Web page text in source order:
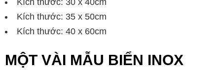
Kích thước: 35 x 50cm
Kích thước: 40 x 60cm
MỘT VÀI MẪU BIỂN INOX